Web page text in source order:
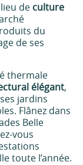
de culture
du
de ses
thermale
élégant,
jardins
Flânez dans
Belle
vous
toute l’année.